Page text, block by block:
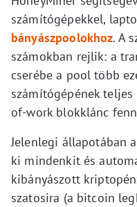
számítógépekkel,
bányászpoolokhoz. A
számokban rejlik: a
cserébe a pool több
számítógépének
of-work blokklánc
Jelenlegi állapotában
ki mindenkit és
kibányászott
szatosira (a bitcoin